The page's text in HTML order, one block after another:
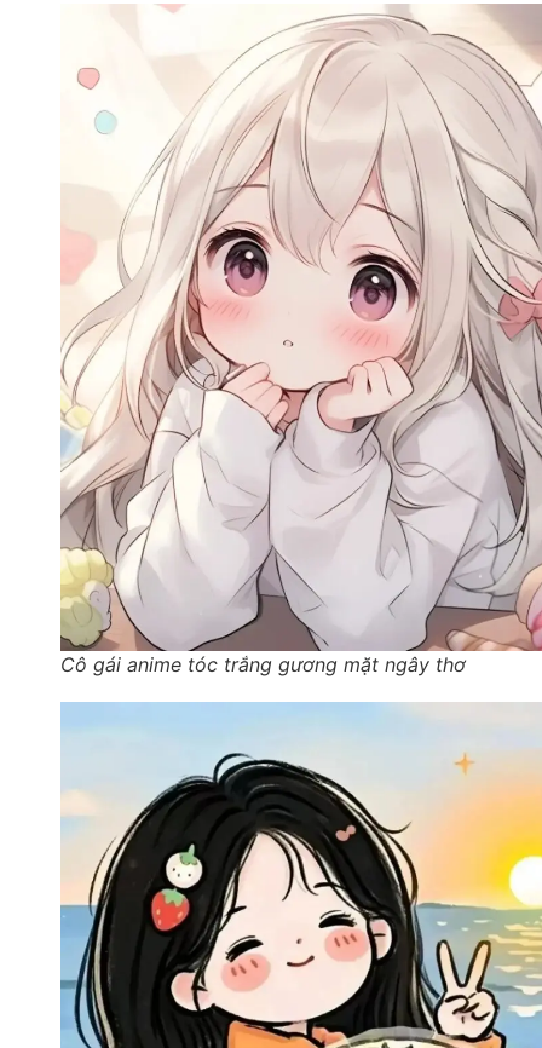
Cô gái anime tóc trắng gương mặt ngây thơ